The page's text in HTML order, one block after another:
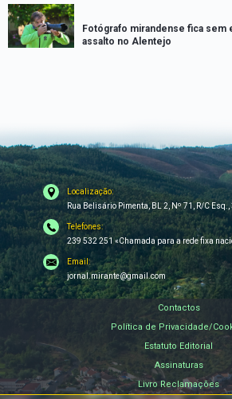
Fotógrafo mirandense fica sem
assalto no Alentejo
Localização:
Rua Belisário Pimenta, BL 2, Nº 71, R/C
Telefones:
239 532 251 «Chamada para a rede fixa
Email:
jornal.mirante@gmail.com
Contactos
Política de Privacidade/
Estatuto Editorial
Assinaturas
Livro Reclamações